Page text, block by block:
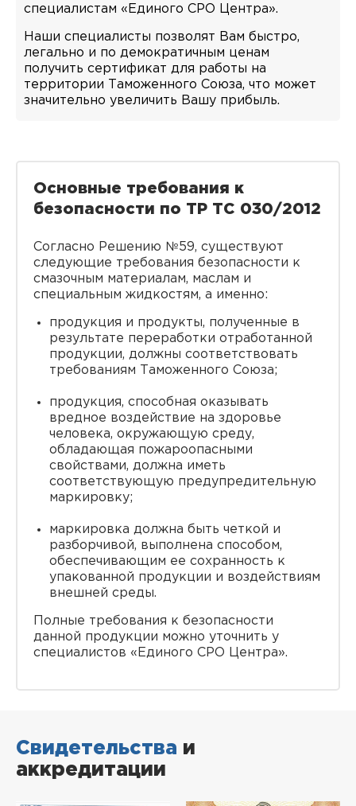
специалистам «Единого СРО Центра».
Наши специалисты позволят Вам быстро,
легально и по демократичным ценам
получить сертификат для работы на
территории Таможенного Союза, что может
значительно увеличить Вашу прибыль.
Основные требования к
безопасности по ТР ТС 030/2012
Согласно Решению №59, существуют
следующие требования безопасности к
смазочным материалам, маслам и
специальным жидкостям, а именно:
продукция и продукты, полученные в
результате переработки отработанной
продукции, должны соответствовать
требованиям Таможенного Союза;
продукция, способная оказывать
вредное воздействие на здоровье
человека, окружающую среду,
обладающая пожароопасными
свойствами, должна иметь
соответствующую предупредительную
маркировку;
маркировка должна быть четкой и
разборчивой, выполнена способом,
обеспечивающим ее сохранность к
упакованной продукции и воздействиям
внешней среды.
Полные требования к безопасности
данной продукции можно уточнить у
специалистов «Единого СРО Центра».
Свидетельства и
аккредитации